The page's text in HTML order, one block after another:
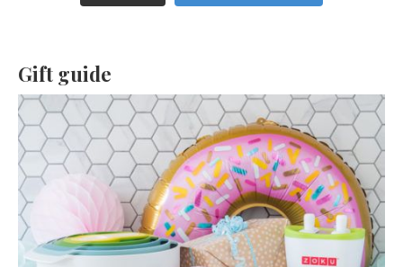
Gift guide